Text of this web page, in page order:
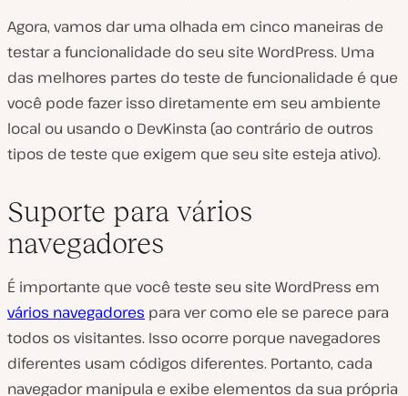
Agora, vamos dar uma olhada em cinco maneiras de
testar a funcionalidade do seu site WordPress. Uma
das melhores partes do teste de funcionalidade é que
você pode fazer isso diretamente em seu ambiente
local ou usando o DevKinsta (ao contrário de outros
tipos de teste que exigem que seu site esteja ativo).
Suporte para vários
navegadores
É importante que você teste seu site WordPress em
vários navegadores para ver como ele se parece para
todos os visitantes. Isso ocorre porque navegadores
diferentes usam códigos diferentes. Portanto, cada
navegador manipula e exibe elementos da sua própria